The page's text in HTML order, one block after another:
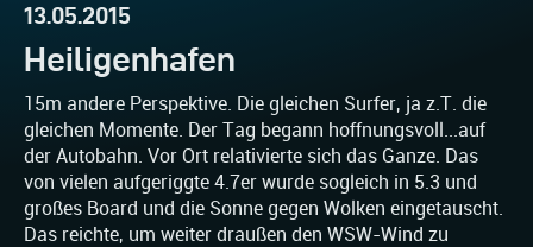
13.05.2015
Heiligenhafen
15m andere Perspektive. Die gleichen Surfer, ja z.T. die
gleichen Momente. Der Tag begann hoffnungsvoll...auf
der Autobahn. Vor Ort relativierte sich das Ganze. Das
von vielen aufgeriggte 4.7er wurde sogleich in 5.3 und
großes Board und die Sonne gegen Wolken eingetauscht.
Das reichte, um weiter draußen den WSW-Wind zu